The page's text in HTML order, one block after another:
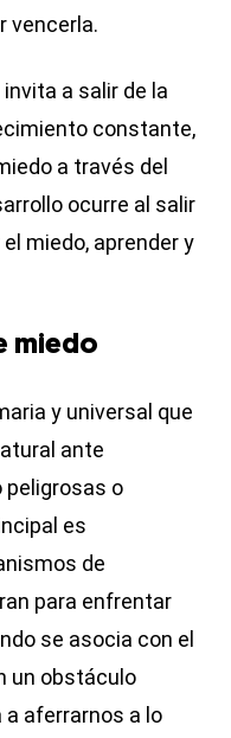
vencerla.
a salir de la
constante,
a través del
ocurre al salir
miedo, aprender y
miedo
y universal que
ante
o
es
de
para enfrentar
se asocia con el
un obstáculo
a aferrarnos a lo